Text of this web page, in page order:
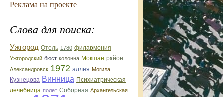
Реклама на проекте
Слова для поиска:
Ужгород Отель 1780 филармония
Ужгородский бюст колонна Мокшан район
Александровск 1972 аллея Могила
Кузнецова Винница Психиатрическая
лечебница полет Соборная Архангельская